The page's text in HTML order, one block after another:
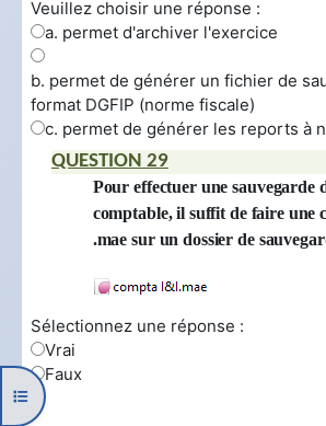
Ouvrir l’index du cours
Veuillez choisir une réponse :
a. permet d'archiver l'exercice
b. permet de générer un fichier de
format DGFIP (norme fiscale)
c. permet de générer les reports à
QUESTION 29
Pour effectuer une sauvegarde
comptable, il suffit de faire une
.mae sur un dossier de
Sélectionnez une réponse :
Vrai
Faux